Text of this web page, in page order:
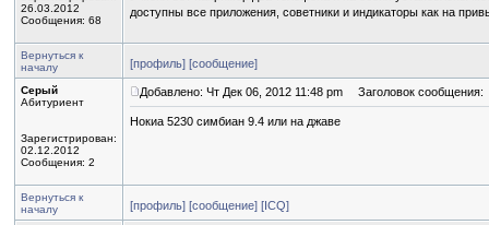
26.03.2012
Сообщения: 68
доступны все приложения, советники и индикаторы как на
Вернуться к
началу
[профиль] [сообщение]
Серый
Абитуриент
Зарегистрирован:
02.12.2012
Сообщения: 2
Добавлено: Чт Дек 06, 2012 11:48 pm Заголовок сообщения:
Нокиа 5230 симбиан 9.4 или на джаве
Вернуться к
началу
[профиль] [сообщение] [ICQ]